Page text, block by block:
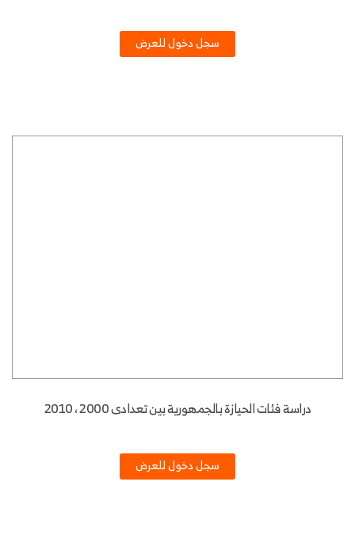
سجل دخول للعرض
دراسة فئات الحيازة بالجمهورية بين تعدادى 2000 ، 2010
سجل دخول للعرض